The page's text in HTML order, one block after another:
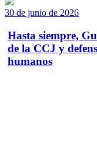
30 de junio de 2026
Hasta siempre,
de la CCJ y
humanos